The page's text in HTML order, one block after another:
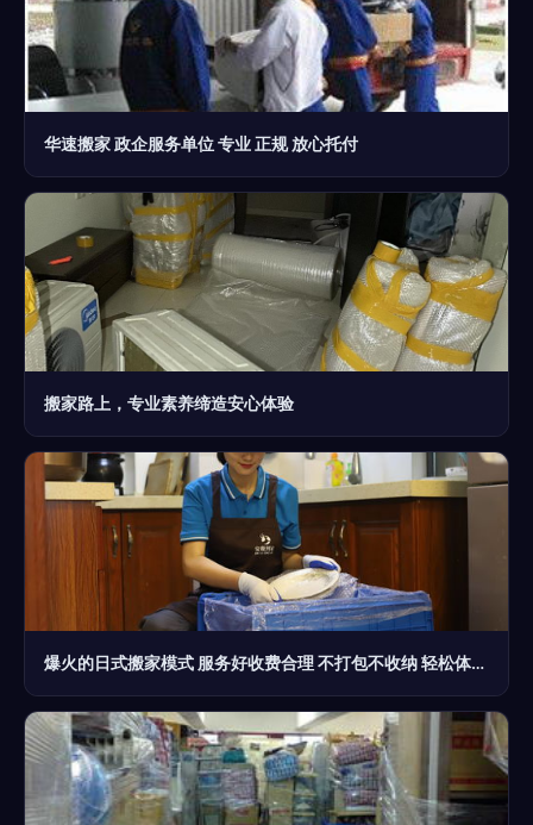
华速搬家 政企服务单位 专业 正规 放心托付
搬家路上，专业素养缔造安心体验
爆火的日式搬家模式 服务好收费合理 不打包不收纳 轻松体验高端搬家服务